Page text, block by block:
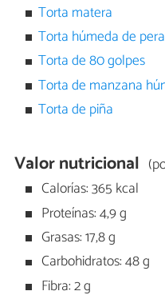
Torta matera
Torta húmeda de pera
Torta de 80 golpes
Torta de manzana
Torta de piña
Valor nutricional
Calorías: 365 kcal
Proteínas: 4,9 g
Grasas: 17,8 g
Carbohidratos: 48 g
Fibra: 2 g